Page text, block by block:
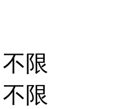
不限
不限